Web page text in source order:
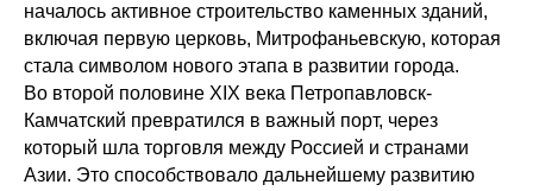
началось активное строительство каменных зданий,
включая первую церковь, Митрофаньевскую, которая
стала символом нового этапа в развитии города.
Во второй половине XIX века Петропавловск-
Камчатский превратился в важный порт, через
который шла торговля между Россией и странами
Азии. Это способствовало дальнейшему развитию